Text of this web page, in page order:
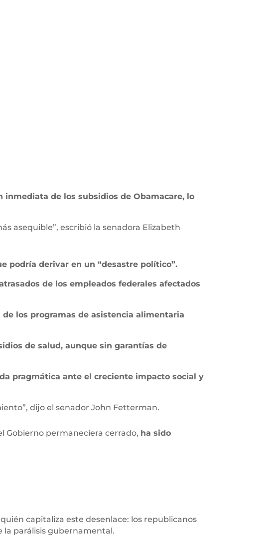
inmediata de los subsidios de Obamacare, lo
asequible”, escribió la senadora Elizabeth
podría derivar en un “desastre político”.
de los empleados federales afectados
de los programas de asistencia alimentaria
de salud, aunque sin garantías de
pragmática ante el creciente impacto social y
dijo el senador John Fetterman.
Gobierno permaneciera cerrado, ha sido
capitaliza este desenlace: los republicanos
la parálisis gubernamental.